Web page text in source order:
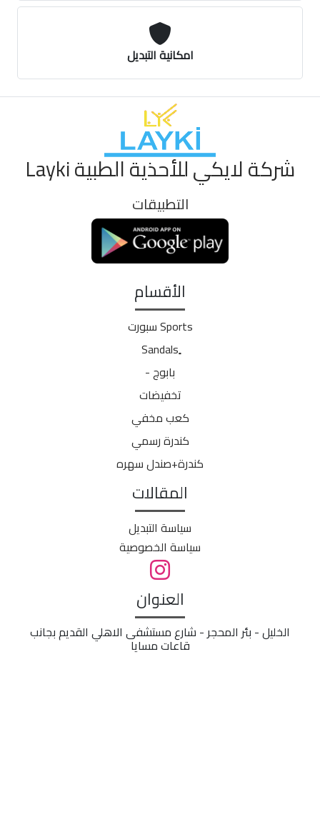
امكانية التبديل
شركة لايكي للأحذية الطبية Layki
التطبيقات
الأقسام
Sports سبورت
بابوج -
تخفيضات
كعب مخفي
كندرة رسمي
كندرة+صندل سهره
المقالات
سياسة التبديل
سياسة الخصوصية
العنوان
الخليل - بئر المحجر - شارع مستشفى الاهلي القديم بجانب
قاعات مسايا